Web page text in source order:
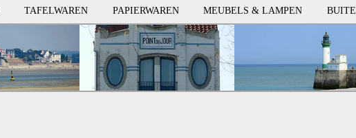
TAFELWAREN PAPIERWAREN MEUBELS & LAMPEN